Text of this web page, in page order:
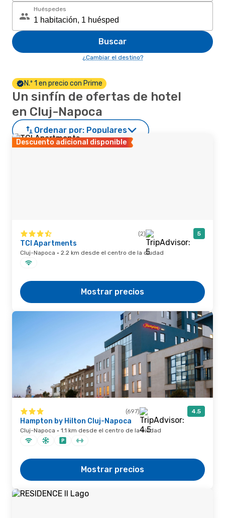
Huéspedes
Buscar
¿Cambiar el destino?
N.º 1 en precio con Prime
Un sinfín de ofertas de hotel
en Cluj-Napoca
Ordenar por: Populares
Descuento adicional disponible
(2) 5
TCI Apartments
Cluj-Napoca · 2.2 km desde el centro de la ciudad
Mostrar precios
(697) 4.5
Hampton by Hilton Cluj-Napoca
Cluj-Napoca · 1.1 km desde el centro de la ciudad
Mostrar precios